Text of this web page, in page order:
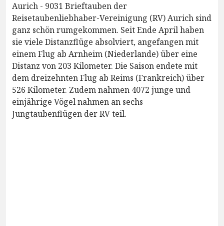
Aurich - 9031 Brieftauben der
Reisetaubenliebhaber-Vereinigung (RV) Aurich sind
ganz schön rumgekommen. Seit Ende April haben
sie viele Distanzflüge absolviert, angefangen mit
einem Flug ab Arnheim (Niederlande) über eine
Distanz von 203 Kilometer. Die Saison endete mit
dem dreizehnten Flug ab Reims (Frankreich) über
526 Kilometer. Zudem nahmen 4072 junge und
einjährige Vögel nahmen an sechs
Jungtaubenflügen der RV teil.